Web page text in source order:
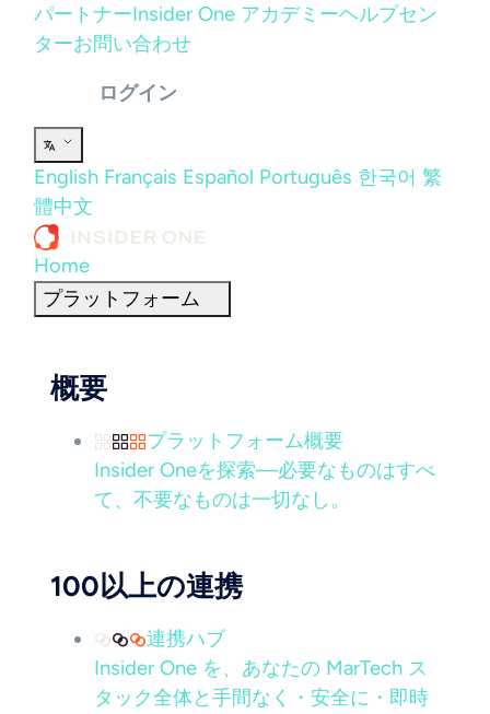
パートナーInsider One アカデミーヘルプセン
ターお問い合わせ
ログイン
English Français Español Português 한국어 繁
體中文
Home
プラットフォーム
概要
プラットフォーム概要
Insider Oneを探索—必要なものはすべ
て、不要なものは一切なし。
100以上の連携
連携ハブ
Insider One を、あなたの MarTech ス
タック全体と手間なく・安全に・即時